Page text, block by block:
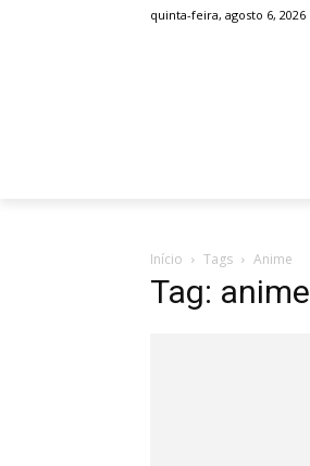
quinta-feira, agosto 6, 2026
Início Tags Anime
Tag: anime